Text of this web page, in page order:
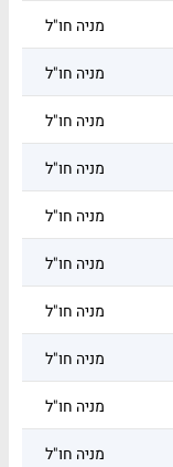
מניה חו"ל
מניה חו"ל
מניה חו"ל
מניה חו"ל
מניה חו"ל
מניה חו"ל
מניה חו"ל
מניה חו"ל
מניה חו"ל
מניה חו"ל